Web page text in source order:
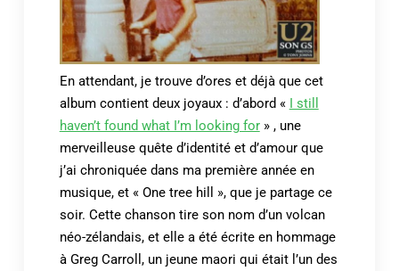
En attendant, je trouve d’ores et déjà que cet
album contient deux joyaux : d’abord « I still
haven’t found what I’m looking for» , une
merveilleuse quête d’identité et d’amour que
j’ai chroniquée dans ma première année en
musique, et « One tree hill », que je partage ce
soir. Cette chanson tire son nom d’un volcan
néo-zélandais, et elle a été écrite en hommage
à Greg Carroll, un jeune maori qui était l’un des